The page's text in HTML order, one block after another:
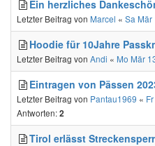
Ein herzliches
Letzter Beitrag von Marcel « Sa Mär
Hoodie für 10Jahre
Letzter Beitrag von Andi « Mo Mär
Eintragen von Pässen
Letzter Beitrag von Pantau1969 «
Antworten:2
Tirol erlässt